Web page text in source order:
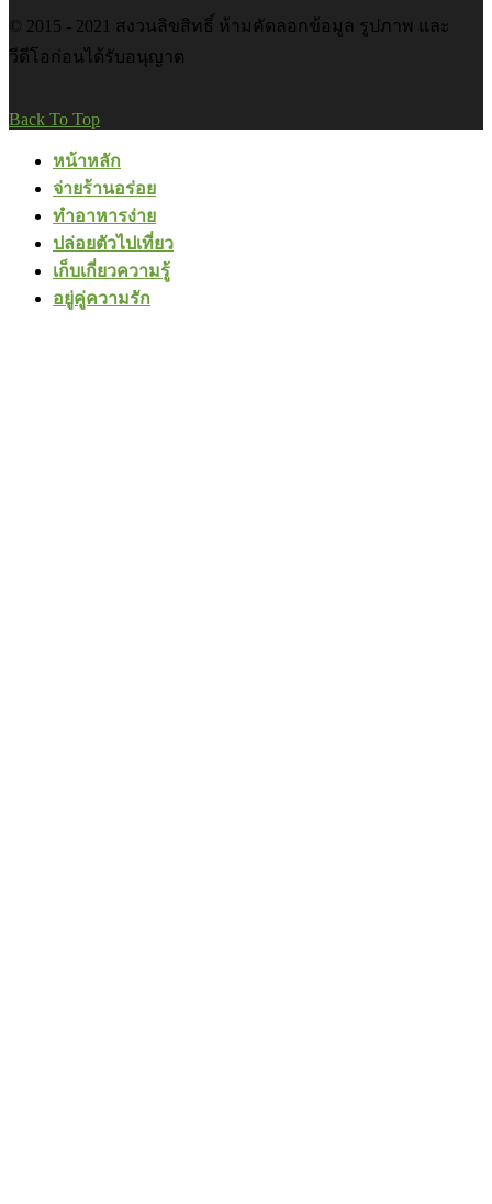
© 2015 - 2021 สงวนลิขสิทธิ์ ห้ามคัดลอกข้อมูล รูปภาพ และ
วีดีโอก่อนได้รับอนุญาต
Back To Top
หน้าหลัก
จ่ายร้านอร่อย
ทำอาหารง่าย
ปล่อยตัวไปเที่ยว
เก็บเกี่ยวความรู้
อยู่คู่ความรัก